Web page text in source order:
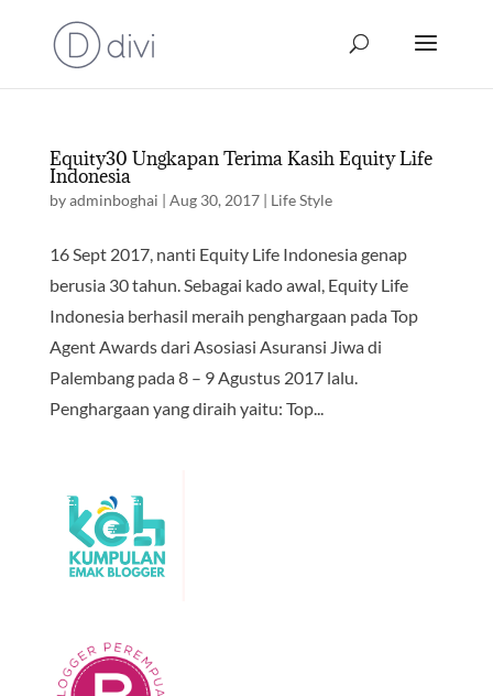
Equity30 Ungkapan Terima Kasih Equity Life
Indonesia
byadminboghai | Aug 30, 2017| Life Style
16 Sept 2017, nanti Equity Life Indonesia genap
berusia 30 tahun. Sebagai kado awal, Equity Life
Indonesia berhasil meraih penghargaan pada Top
Agent Awards dari Asosiasi Asuransi Jiwa di
Palembang pada 8 – 9 Agustus 2017 lalu.
Penghargaan yang diraih yaitu: Top...